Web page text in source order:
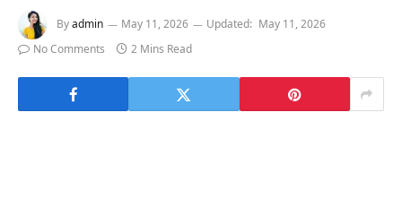
Byadmin May 11, 2026 Updated: May 11, 2026
No Comments
2 Mins Read